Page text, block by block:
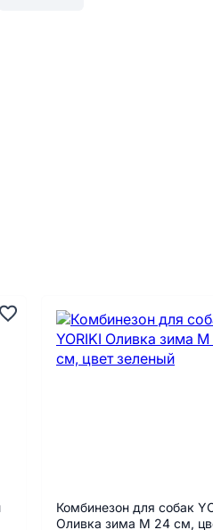
Комбинезон для собак
Оливка зима M 24 см,